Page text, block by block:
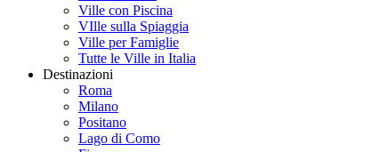
Ville con Piscina
VIlle sulla Spiaggia
Ville per Famiglie
Tutte le Ville in Italia
Destinazioni
Roma
Milano
Positano
Lago di Como